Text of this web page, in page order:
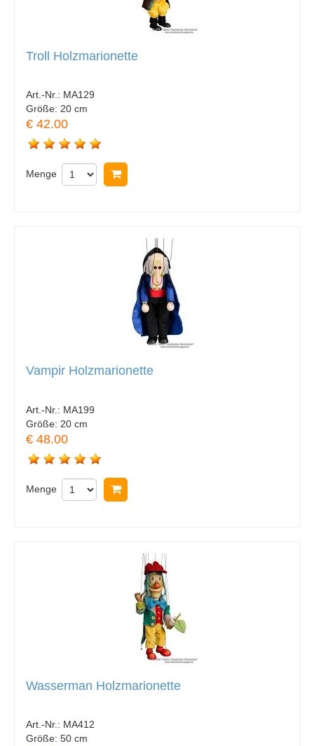
Troll Holzmarionette
Art.-Nr.: MA129
Größe: 20 cm
€ 42.00
Menge
Vampir Holzmarionette
Art.-Nr.: MA199
Größe: 20 cm
€ 48.00
Menge
Wasserman Holzmarionette
Art.-Nr.: MA412
Größe: 50 cm